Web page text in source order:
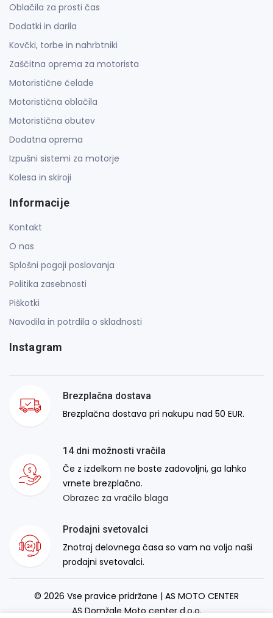
Oblačila za prosti čas
Dodatki in darila
Kovčki, torbe in nahrbtniki
Zaščitna oprema za motorista
Motoristične čelade
Motoristična oblačila
Motoristična obutev
Dodatna oprema
Izpušni sistemi za motorje
Kolesa in skiroji
Informacije
Kontakt
O nas
Splošni pogoji poslovanja
Politika zasebnosti
Piškotki
Navodila in potrdila o skladnosti
Instagram
Brezplačna dostava
Brezplačna dostava pri nakupu nad 50 EUR.
14 dni možnosti vračila
Če z izdelkom ne boste zadovoljni, ga lahko
vrnete brezplačno.
Obrazec za vračilo blaga
Prodajni svetovalci
Znotraj delovnega časa so vam na voljo naši
prodajni svetovalci.
© 2026 Vse pravice pridržane | AS MOTO CENTER
AS Domžale Moto center d.o.o.